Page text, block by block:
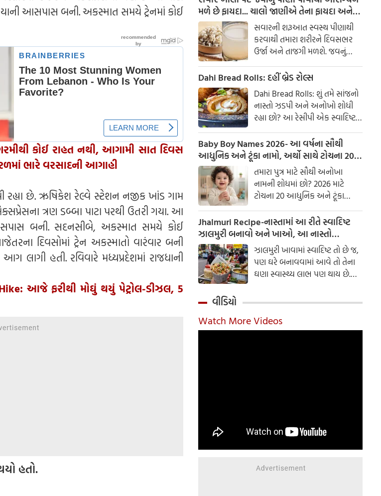
આસપાસ બની. અકસ્માત સમયે ટ્રેનમાં કોઈ
કોઈ રાહત નથી, આગામી સાત દિવસ
ભારે વરસાદની આગાહી
છે. ઋષિકેશ રેલ્વે સ્ટેશન નજીક ખાંડ ગામ
ત્રણ ડબ્બા પાટા પરથી ઉતરી ગયા. આ
બની. સદનસીબે, અકસ્માત સમયે કોઈ
દિવસોમાં ટ્રેન અકસ્માતો વારંવાર બની
લાગી હતી. રવિવારે મધ્યપ્રદેશમાં રાજધાની
આજે ફરીથી મોઘું થયું પેટ્રોલ-ડીઝલ, 5
હતો.
સ્વાસ્થ્ય માટે અતિ ફાયદાકારક પણ
મળે છે ફાયદા... ચાલો જાણીએ તેના ફાયદા અને
ઉપયોગ કરવાની યોગ્ય રીતસવારની શરૂઆત સ્વસ્થ પીણાથી
કરવાથી તમારા શરીરને દિવસભર
ઉર્જા અને તાજગી મળશે. જવનું
પાણી એક ઉત્તમ ઘરેલું ઉપાય
માનવામાં આવે છે, જે ખાસ કરીને
ઉનાળામાં ઠંડક આપે છે
Dahi Bread Rolls: દહીં બ્રેડ રોલ્સ
Dahi Bread Rolls: શું તમે સાંજનો
નાસ્તો ઝડપી અને અનોખો શોધી
રહ્યા છો? આ રેસીપી એક સ્વાદિષ્ટ
વિકલ્પ આપે છે જે બહારથી ક્રિસ્પી
અને અંદરથી અતિ નરમ છે. મસાલા
અને ક્રીમી ટેક્સચરનું સંપૂર્ણ મિશ્રણ
તેને બધી ઉંમરના લોકોમાં પ્રિય
બનાવે છે.
Baby Boy Names 2026- આ વર્ષના સૌથી
આધુનિક અને ટૂંકા નામો, અર્થો સાથે ટોચના 20
નામોની યાદી જુઓ.તમારા પુત્ર માટે સૌથી અનોખા
નામની શોધમાં છો? 2026 માટે
ટોચના 20 આધુનિક અને ટૂંકા
બાળક છોકરાના નામોની યાદી
તપાસો, અર્થો સાથે, જે તમારા
બાળકને એક સુંદર ઓળખ આપશે.
Jhalmuri Recipe-નાસ્તામાં આ રીતે સ્વાદિષ્ટ
ઝાલમુરી બનાવો અને ખાઓ, આ નાસ્તો
મસાલેદાર અને સ્વાદિષ્ટ છે.ઝાલમુરી ખાવામાં સ્વાદિષ્ટ તો છે જ,
પણ ઘરે બનાવવામાં આવે તો તેના
ઘણા સ્વાસ્થ્ય લાભ પણ થાય છે.
વીડિયો
Watch More Videos